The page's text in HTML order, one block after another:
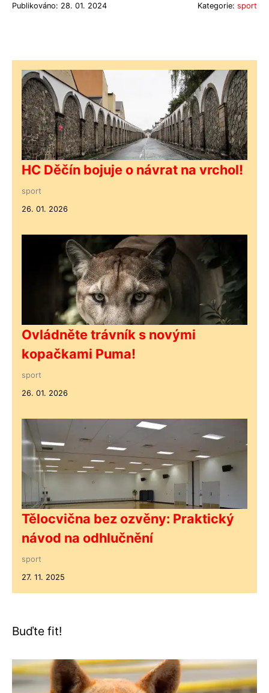
Publikováno: 28. 01. 2024 Kategorie: sport
HC Děčín bojuje o návrat na vrchol!
sport
26. 01. 2026
Ovládněte trávník s novými
kopačkami Puma!
sport
26. 01. 2026
Tělocvična bez ozvěny: Praktický
návod na odhlučnění
sport
27. 11. 2025
Buďte fit!